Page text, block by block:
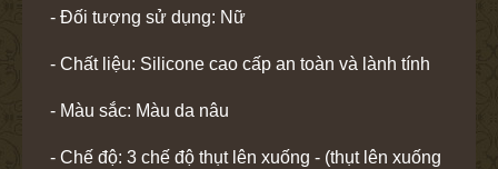
- Đối tượng sử dụng: Nữ
- Chất liệu: Silicone cao cấp an toàn và lành tính
- Màu sắc: Màu da nâu
- Chế độ: 3 chế độ thụt lên xuống - (thụt lên xuống